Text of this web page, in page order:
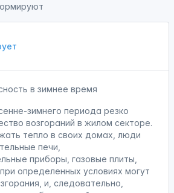
в зимнее время
зимнего периода резко
возгораний в жилом секторе.
тепло в своих домах, люди
печи,
приборы, газовые плиты,
определенных условиях могут
и, следовательно,